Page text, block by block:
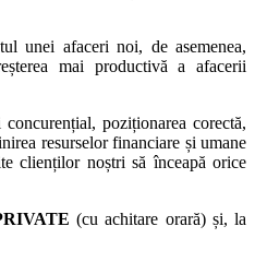
unei afaceri noi, de asemenea,
mai productivă a afacerii
poziționarea corectă,
resurselor financiare și umane
clienților noștri să înceapă orice
(cu achitare orară) și, la